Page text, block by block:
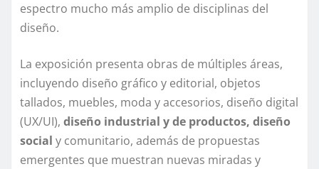
espectro mucho más amplio de disciplinas del
diseño.
La exposición presenta obras de múltiples áreas,
incluyendo diseño gráfico y editorial, objetos
tallados, muebles, moda y accesorios, diseño digital
(UX/UI), diseño industrial y de productos, diseño
social y comunitario, además de propuestas
emergentes que muestran nuevas miradas y